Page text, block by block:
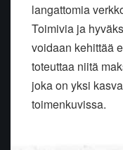
langattomia
Toimivia ja
voidaan kehittää
toteuttaa niitä
joka on yksi
toimenkuvissa.